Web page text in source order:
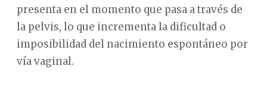
presenta en el momento que pasa a través de
la pelvis, lo que incrementa la dificultad o
imposibilidad del nacimiento espontáneo por
vía vaginal.